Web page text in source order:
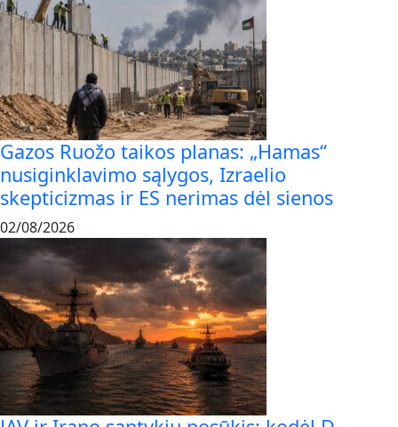
Gazos Ruožo taikos planas: „Hamas“
nusiginklavimo sąlygos, Izraelio
skepticizmas ir ES nerimas dėl sienos
02/08/2026